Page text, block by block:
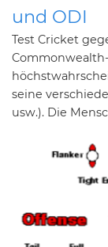
und ODI
Test Cricket
seine
usw.). Die